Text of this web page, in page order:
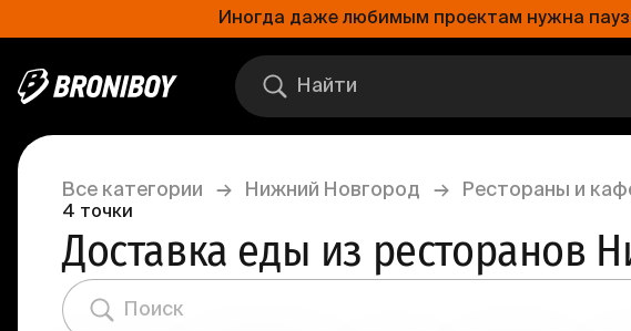
Иногда даже любимым проектам нужна
Все категории → Нижний Новгород → Рестораны и
4 точки
Доставка еды из ресторанов